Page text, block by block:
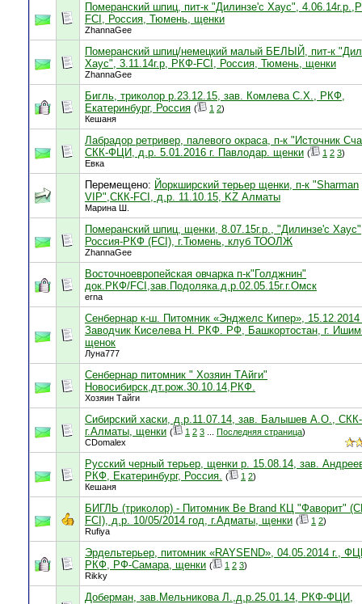
Померанский шпиц, пит-к "Дилинзе'с Хаус",
FCI, Россия, Тюмень, щенки
ZhannaGee
Померанский шпиц/немецкий малый БЕЛЫЙ, пит-к
Хаус", 3.11.14г.р, РКФ-FCI, Россия, Тюмень, щенки
ZhannaGee
Бигль, триколор р.23.12.15, зав. Комлева С.Х., РКФ,
Екатеринбург, Россия ( 1 2)
Кешаня
Лабрадор ретривер, палевого окраса, п-к "Источник
СКК-ФЦИ, д.р. 5.01.2016 г. Павлодар. щенки ( 1 2 3)
Евка
Перемещено: Йоркширский терьер щенки, п-к "Sharman
VIP",СКК-FCI, д.р. 11.10.15, KZ Алматы
Марина Ш.
Померанский шпиц, щенки, 8.07.15г.р., "Дилинзе'с
Россия-РКФ (FCI), г.Тюмень, клуб ТООЛЖ
ZhannaGee
Восточноевропейская овчарка п-к"Голджнин"
док.РКФ/FCI,зав.Подоляка.д.р.02.05.15г.г.Омск
erna
Сенбернар к-ш. Питомник «Энджелс Кипер»,
Заводчик Киселева Н. РКФ. РФ, Башкортостан, г.
щенок
Луна777
Сенбернар питомник " Хозяин ТАйги"
Новосибирск,дт.рож.30.10.14,РКФ.
Хозяин Тайги
Сибирский хаски, д.р.11.07.14, зав. Балышев А.О.,
г.Алматы, щенки ( 1 2 3 Последняя страница)
CDomalex
Русский черный терьер, щенки р. 15.08.14, зав.
РКФ, Екатеринбург, Россия. ( 1 2)
Кешаня
БИГЛЬ (триколор) - Питомник Be Brand КЦ "Фаворит"
FCI), д.р. 10/05/2014 год, г.Адматы, щенки ( 1 2)
Rufiya
Эрдельтерьер, питомник «RAYSEND», 04.05.2014 г.,
РКФ, РФ-Самара, щенки ( 1 2 3)
Rikky
Доберман, зав.Мельникова Л.,д.р.25.01.14, РКФ-ФЦИ,